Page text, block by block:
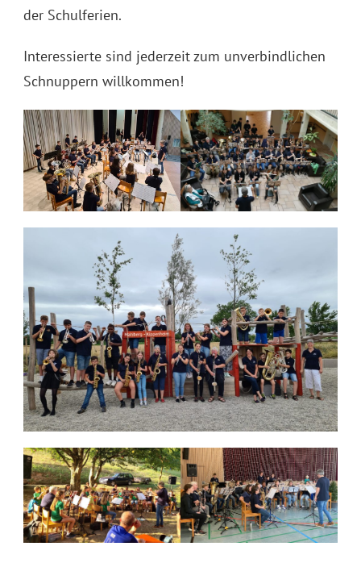
der Schulferien.
Interessierte sind jederzeit zum unverbindlichen
Schnuppern willkommen!